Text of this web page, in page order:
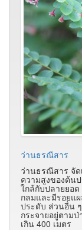
ว่านธรณีสาร
ว่านธรณีสาร จัด
ความสูงของต้น
ใกล้กับปลายยอ
กลมและมีรอยแ
ประดับ ส่วนอื่น
กระจายอยู่ตาม
เกิน 400 เมตร